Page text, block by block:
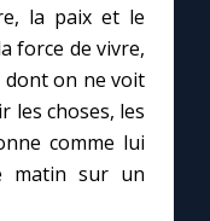
la paix et le
force de vivre,
dont on ne voit
les choses, les
comme lui
matin sur un